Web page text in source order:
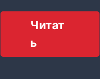
Читат
ь